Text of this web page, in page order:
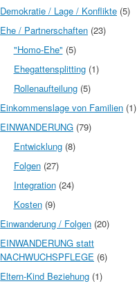
Demokratie / Lage / Konflikte (5)
Ehe / Partnerschaften (23)
"Homo-Ehe" (5)
Ehegattensplitting(1)
Rollenaufteilung(5)
Einkommenslage von Familien (1)
EINWANDERUNG (79)
Entwicklung(8)
Folgen(27)
Integration(24)
Kosten(9)
Einwanderung / Folgen (20)
EINWANDERUNG statt
NACHWUCHSPFLEGE (6)
Eltern-Kind Beziehung (1)